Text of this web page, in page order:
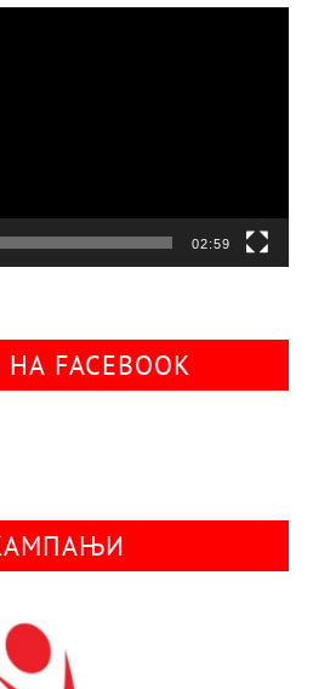
02:59
FACEBOOK